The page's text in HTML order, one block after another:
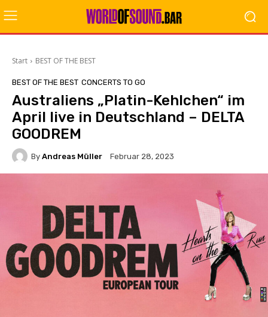
Start BEST OF THE BEST
BEST OF THE BEST CONCERTS TO GO
Australiens „Platin-Kehlchen“ im
April live in Deutschland – DELTA
GOODREM
By Andreas Müller Februar 28, 2023